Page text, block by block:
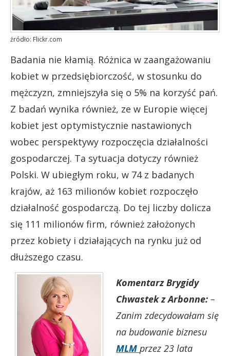
źródło: Flickr.com
Badania nie kłamią. Różnica w zaangażowaniu
kobiet w przedsiębiorczość, w stosunku do
mężczyzn, zmniejszyła się o 5% na korzyść pań.
Z badań wynika również, ze w Europie więcej
kobiet jest optymistycznie nastawionych
wobec perspektywy rozpoczęcia działalności
gospodarczej. Ta sytuacja dotyczy również
Polski. W ubiegłym roku, w 74 z badanych
krajów, aż 163 milionów kobiet rozpoczęło
działalność gospodarczą. Do tej liczby dolicza
się 111 milionów firm, również założonych
przez kobiety i działających na rynku już od
dłuższego czasu.
Komentarz Brygidy
Chwastek z Arbonne: –
Zanim zdecydowałam się
na budowanie biznesu
MLM przez 23 lata